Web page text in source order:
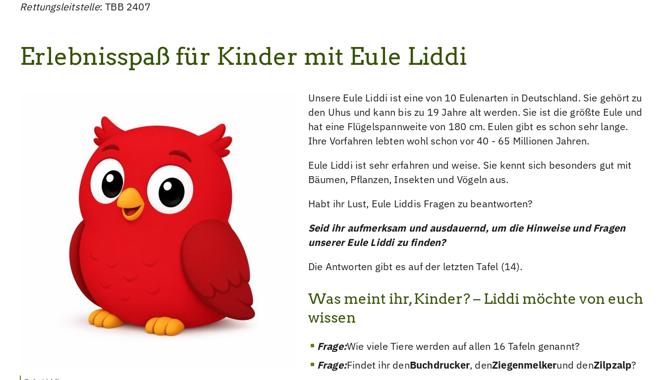
Rettungsleitstelle: TBB 2407
Erlebnisspaß für Kinder mit Eule Liddi
Unsere Eule Liddi ist eine von 10 Eulenarten in Deutschland. Sie gehört zu
den Uhus und kann bis zu 19 Jahre alt werden. Sie ist die größte Eule und
hat eine Flügelspannweite von 180 cm. Eulen gibt es schon sehr lange.
Ihre Vorfahren lebten wohl schon vor 40 - 65 Millionen Jahren.
Eule Liddi ist sehr erfahren und weise. Sie kennt sich besonders gut mit
Bäumen, Pflanzen, Insekten und Vögeln aus.
Habt ihr Lust, Eule Liddis Fragen zu beantworten?
Seid ihr aufmerksam und ausdauernd, um die Hinweise und Fragen
unserer Eule Liddi zu finden?
Die Antworten gibt es auf der letzten Tafel (14).
Was meint ihr, Kinder? – Liddi möchte von euch
wissen
Frage:Wie viele Tiere werden auf allen 16 Tafeln genannt?
Frage:Findet ihr denBuchdrucker, denZiegenmelkerund denZilpzalp?